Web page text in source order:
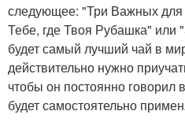
следующее: "Три Важных
Тебе, где Твоя Рубашка" или
будет самый лучший чай в
действительно нужно
чтобы он постоянно говорил
будет самостоятельно